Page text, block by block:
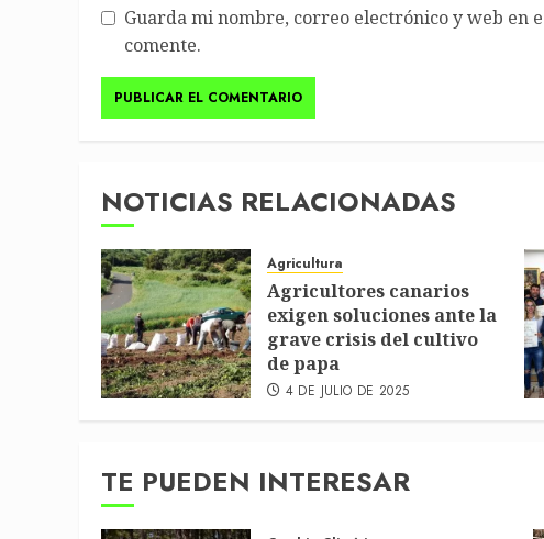
Guarda mi nombre, correo electrónico y web en
comente.
NOTICIAS RELACIONADAS
Agricultura
Agricultores canarios
exigen soluciones ante la
grave crisis del cultivo
de papa
4 DE JULIO DE 2025
TE PUEDEN INTERESAR